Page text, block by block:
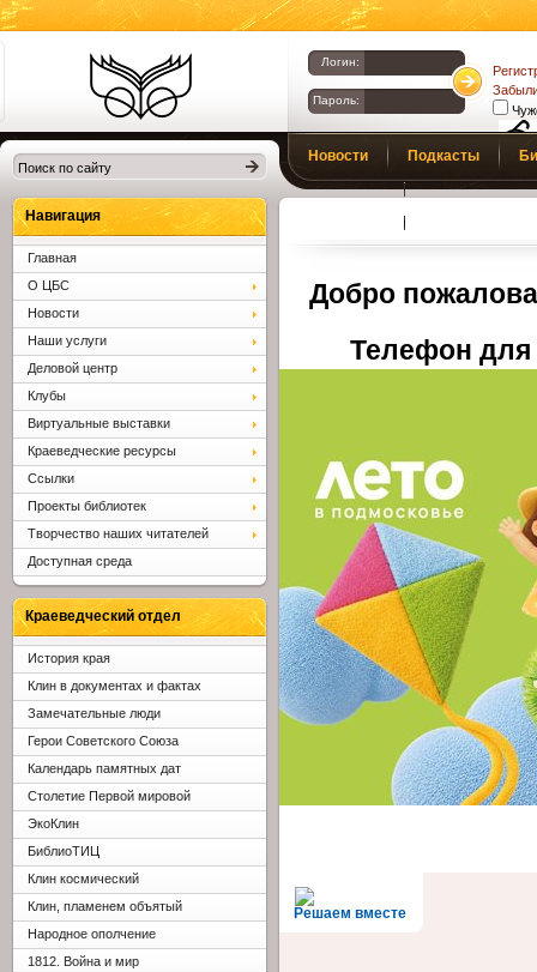
Библиотеки
Клина. Клинская
ЦБС.
Логин:
Пароль:
Новости Подкасты
Добро
Телефон для
Решаем вместе
Навигация
Главная
О ЦБС
Новости
Наши услуги
Деловой центр
Клубы
Виртуальные выставки
Краеведческие ресурсы
Ссылки
Проекты библиотек
Творчество наших читателей
Доступная среда
Краеведческий отдел
История края
Клин в документах и фактах
Замечательные люди
Герои Советского Союза
Календарь памятных дат
Столетие Первой мировой
ЭкоКлин
БиблиоТИЦ
Клин космический
Клин, пламенем объятый
Народное ополчение
1812. Война и мир